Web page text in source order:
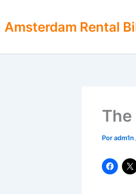
Amsterdam Rental
Poradm1n